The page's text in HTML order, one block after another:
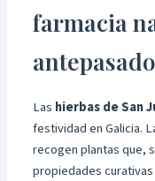
farmacia
Las hierbas de San
festividad en Galicia.
recogen plantas que,
propiedades